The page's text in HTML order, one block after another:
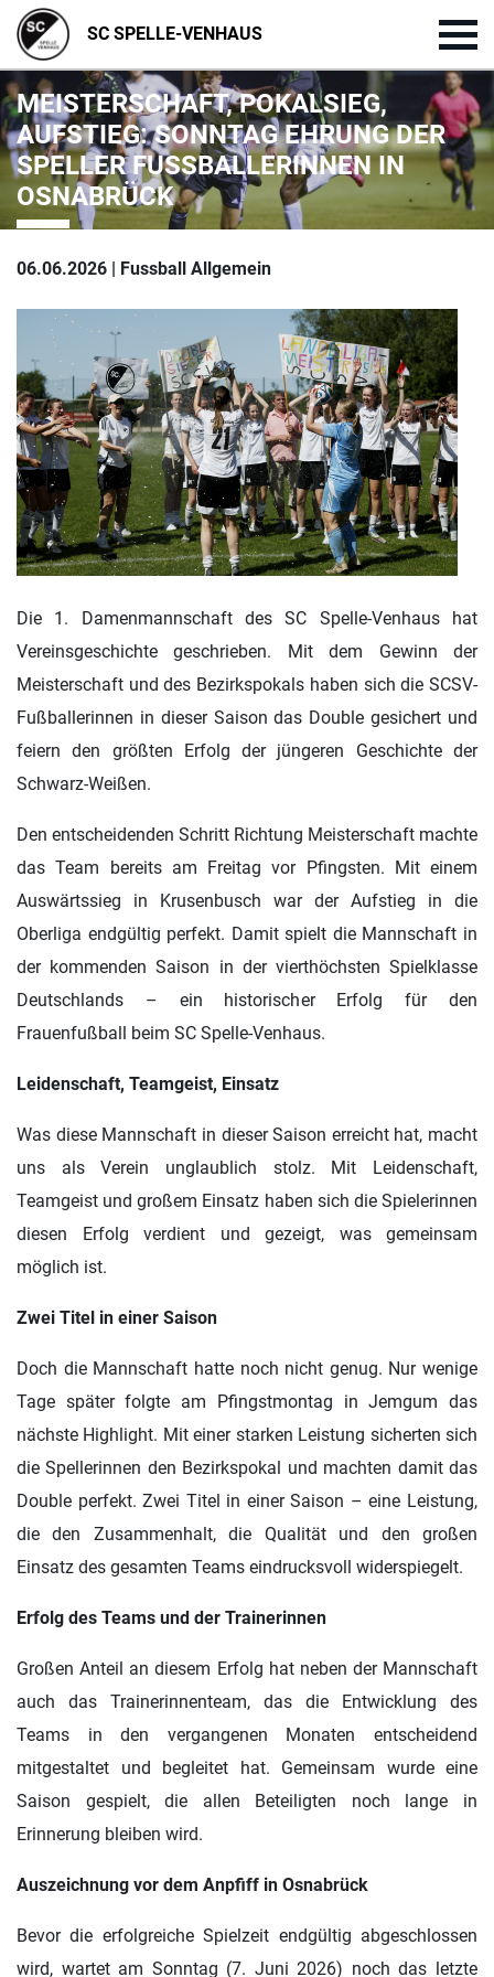
SC SPELLE-VENHAUS
MEISTERSCHAFT, POKALSIEG,
AUFSTIEG: SONNTAG EHRUNG DER
SPELLER FUSSBALLERINNEN IN O
SNABRÜCK
06.06.2026 | Fussball Allgemein
Die 1. Damenmannschaft des SC Spelle-Venhaus hat
Vereinsgeschichte geschrieben. Mit dem Gewinn der
Meisterschaft und des Bezirkspokals haben sich die SCSV-
Fußballerinnen in dieser Saison das Double gesichert und
feiern den größten Erfolg der jüngeren Geschichte der
Schwarz-Weißen.
Den entscheidenden Schritt Richtung Meisterschaft machte
das Team bereits am Freitag vor Pfingsten. Mit einem
Auswärtssieg in Krusenbusch war der Aufstieg in die
Oberliga endgültig perfekt. Damit spielt die Mannschaft in
der kommenden Saison in der vierthöchsten Spielklasse
Deutschlands – ein historischer Erfolg für den
Frauenfußball beim SC Spelle-Venhaus.
Leidenschaft, Teamgeist, Einsatz
Was diese Mannschaft in dieser Saison erreicht hat, macht
uns als Verein unglaublich stolz. Mit Leidenschaft,
Teamgeist und großem Einsatz haben sich die Spielerinnen
diesen Erfolg verdient und gezeigt, was gemeinsam
möglich ist.
Zwei Titel in einer Saison
Doch die Mannschaft hatte noch nicht genug. Nur wenige
Tage später folgte am Pfingstmontag in Jemgum das
nächste Highlight. Mit einer starken Leistung sicherten sich
die Spellerinnen den Bezirkspokal und machten damit das
Double perfekt. Zwei Titel in einer Saison – eine Leistung,
die den Zusammenhalt, die Qualität und den großen
Einsatz des gesamten Teams eindrucksvoll widerspiegelt.
Erfolg des Teams und der Trainerinnen
Großen Anteil an diesem Erfolg hat neben der Mannschaft
auch das Trainerinnenteam, das die Entwicklung des
Teams in den vergangenen Monaten entscheidend
mitgestaltet und begleitet hat. Gemeinsam wurde eine
Saison gespielt, die allen Beteiligten noch lange in
Erinnerung bleiben wird.
Auszeichnung vor dem Anpfiff in Osnabrück
Bevor die erfolgreiche Spielzeit endgültig abgeschlossen
wird, wartet am Sonntag (7. Juni 2026) noch das letzte